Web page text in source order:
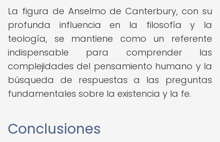
La figura de Anselmo de Canterbury, con su
profunda influencia en la filosofía y la
teología, se mantiene como un referente
indispensable para comprender las
complejidades del pensamiento humano y la
búsqueda de respuestas a las preguntas
fundamentales sobre la existencia y la fe.
Conclusiones